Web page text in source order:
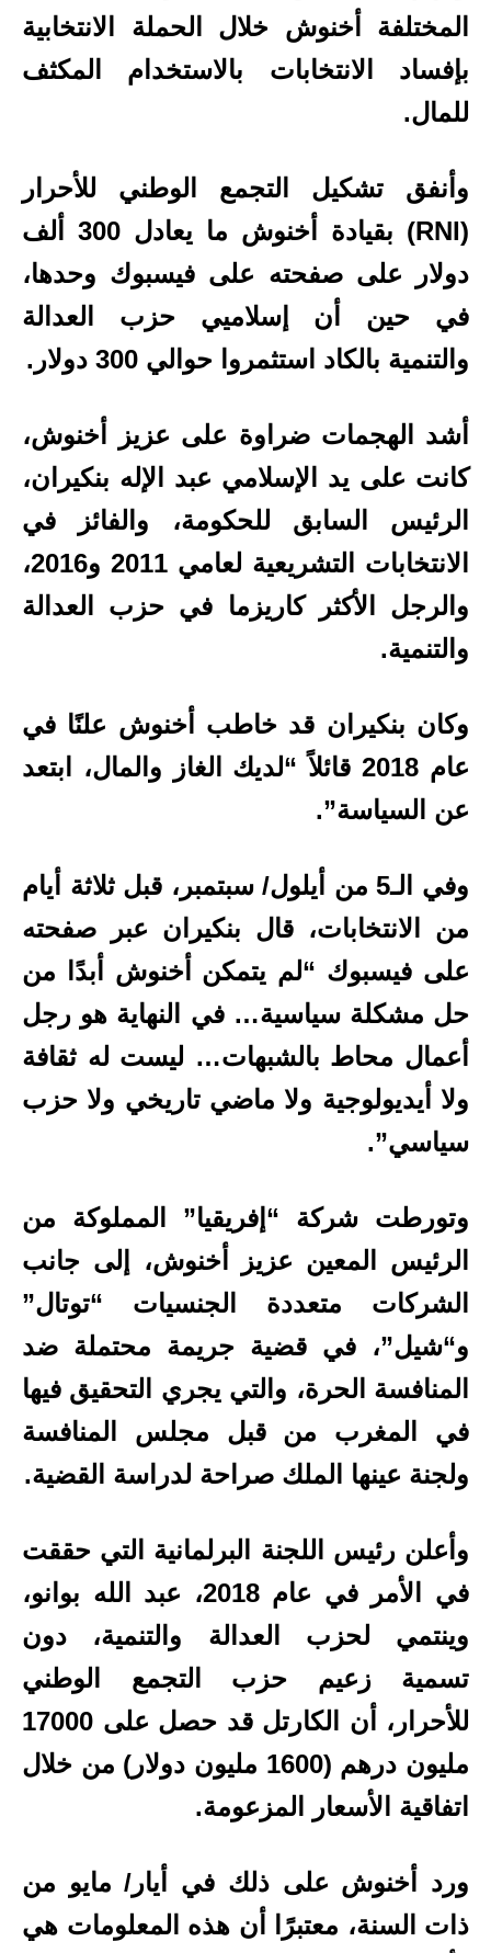
المختلفة أخنوش خلال الحملة الانتخابية
بإفساد الانتخابات بالاستخدام المكثف
للمال.
وأنفق تشكيل التجمع الوطني للأحرار
(RNI) بقيادة أخنوش ما يعادل 300 ألف
دولار على صفحته على فيسبوك وحدها،
في حين أن إسلاميي حزب العدالة
والتنمية بالكاد استثمروا حوالي 300 دولار.
أشد الهجمات ضراوة على عزيز أخنوش،
كانت على يد الإسلامي عبد الإله بنكيران،
الرئيس السابق للحكومة، والفائز في
الانتخابات التشريعية لعامي 2011 و2016،
والرجل الأكثر كاريزما في حزب العدالة
والتنمية.
وكان بنكيران قد خاطب أخنوش علنًا في
عام 2018 قائلاً “لديك الغاز والمال، ابتعد
عن السياسة”.
وفي الـ5 من أيلول/ سبتمبر، قبل ثلاثة أيام
من الانتخابات، قال بنكيران عبر صفحته
على فيسبوك “لم يتمكن أخنوش أبدًا من
حل مشكلة سياسية… في النهاية هو رجل
أعمال محاط بالشبهات… ليست له ثقافة
ولا أيديولوجية ولا ماضي تاريخي ولا حزب
سياسي”.
وتورطت شركة “إفريقيا” المملوكة من
الرئيس المعين عزيز أخنوش، إلى جانب
الشركات متعددة الجنسيات “توتال”
و“شيل”، في قضية جريمة محتملة ضد
المنافسة الحرة، والتي يجري التحقيق فيها
في المغرب من قبل مجلس المنافسة
ولجنة عينها الملك صراحة لدراسة القضية.
وأعلن رئيس اللجنة البرلمانية التي حققت
في الأمر في عام 2018، عبد الله بوانو،
وينتمي لحزب العدالة والتنمية، دون
تسمية زعيم حزب التجمع الوطني
للأحرار، أن الكارتل قد حصل على 17000
مليون درهم (1600 مليون دولار) من خلال
اتفاقية الأسعار المزعومة.
ورد أخنوش على ذلك في أيار/ مايو من
ذات السنة، معتبرًا أن هذه المعلومات هي